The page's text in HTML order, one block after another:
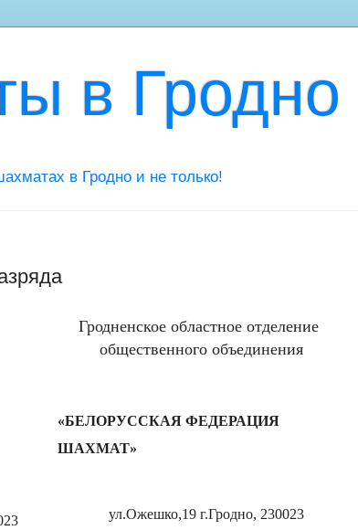
в Гродно
в Гродно и не только!
Гродненское областное отделение
общественного объединения
«БЕЛОРУССКАЯ ФЕДЕРАЦИЯ
ШАХМАТ»
ул.Ожешко,19 г.Гродно, 230023